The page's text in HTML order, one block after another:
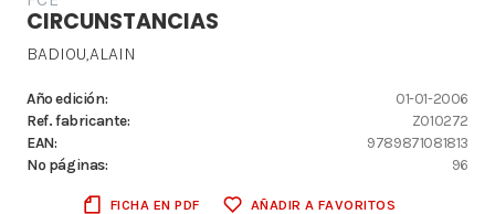
CIRCUNSTANCIAS
BADIOU,ALAIN
Año edición:
01-01-2006
Ref. fabricante:
ZO10272
EAN:
9789871081813
Nº páginas:
96
FICHA EN PDF AÑADIR A FAVORITOS